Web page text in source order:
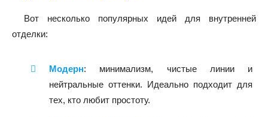
Вот несколько популярных идей для внутренней
отделки:
Модерн: минимализм, чистые линии и
нейтральные оттенки. Идеально подходит для
тех, кто любит простоту.